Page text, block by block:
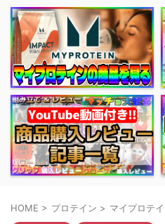
HOME > プロテイン > マイプロテ